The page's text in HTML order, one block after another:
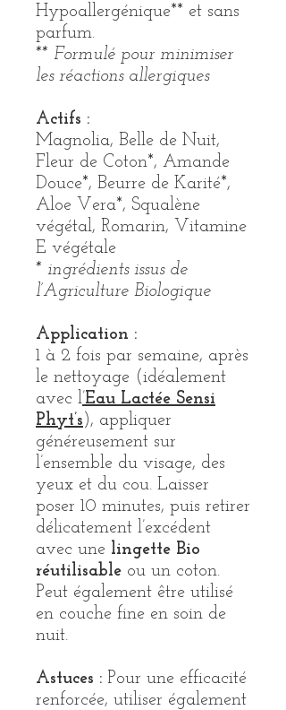
Hypoallergénique** et sans
parfum.
** Formulé pour minimiser
les réactions allergiques
Actifs :
Magnolia, Belle de Nuit,
Fleur de Coton*, Amande
Douce*, Beurre de Karité*,
Aloe Vera*, Squalène
végétal, Romarin, Vitamine
E végétale
* ingrédients issus de
l’Agriculture Biologique
Application :
1 à 2 fois par semaine, après
le nettoyage (idéalement
avec l Eau Lactée Sensi
Phyt’s ), appliquer
généreusement sur
l’ensemble du visage, des
yeux et du cou. Laisser
poser 10 minutes, puis retirer
délicatement l’excédent
avec une lingette Bio
réutilisable ou un coton.
Peut également être utilisé
en couche fine en soin de
nuit.
Astuces : Pour une efficacité
renforcée, utiliser également